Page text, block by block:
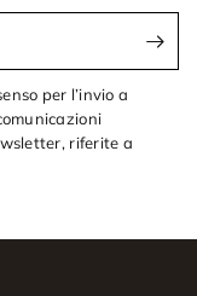
per l’invio a
riferite a